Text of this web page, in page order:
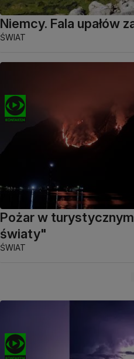
Niemcy. Fala upałów
ŚWIAT
Pożar w
światy"
ŚWIAT